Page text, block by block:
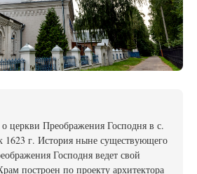
церкви Преображения Господня в с.
1623 г. История ныне существующего
Господня ведет свой
построен по проекту архитектора